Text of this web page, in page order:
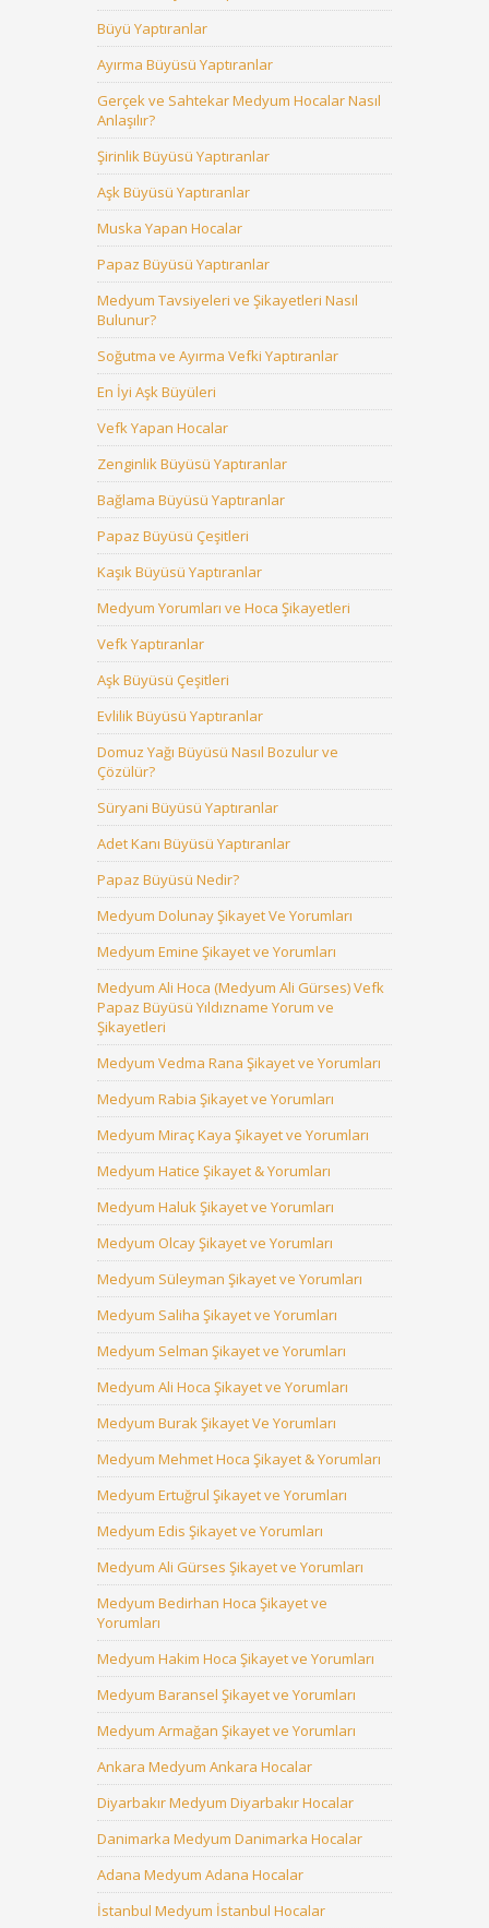
Büyü Yaptıranlar
Ayırma Büyüsü Yaptıranlar
Gerçek ve Sahtekar Medyum Hocalar Nasıl
Anlaşılır?
Şirinlik Büyüsü Yaptıranlar
Aşk Büyüsü Yaptıranlar
Muska Yapan Hocalar
Papaz Büyüsü Yaptıranlar
Medyum Tavsiyeleri ve Şikayetleri Nasıl
Bulunur?
Soğutma ve Ayırma Vefki Yaptıranlar
En İyi Aşk Büyüleri
Vefk Yapan Hocalar
Zenginlik Büyüsü Yaptıranlar
Bağlama Büyüsü Yaptıranlar
Papaz Büyüsü Çeşitleri
Kaşık Büyüsü Yaptıranlar
Medyum Yorumları ve Hoca Şikayetleri
Vefk Yaptıranlar
Aşk Büyüsü Çeşitleri
Evlilik Büyüsü Yaptıranlar
Domuz Yağı Büyüsü Nasıl Bozulur ve
Çözülür?
Süryani Büyüsü Yaptıranlar
Adet Kanı Büyüsü Yaptıranlar
Papaz Büyüsü Nedir?
Medyum Dolunay Şikayet Ve Yorumları
Medyum Emine Şikayet ve Yorumları
Medyum Ali Hoca (Medyum Ali Gürses) Vefk
Papaz Büyüsü Yıldızname Yorum ve
Şikayetleri
Medyum Vedma Rana Şikayet ve Yorumları
Medyum Rabia Şikayet ve Yorumları
Medyum Miraç Kaya Şikayet ve Yorumları
Medyum Hatice Şikayet & Yorumları
Medyum Haluk Şikayet ve Yorumları
Medyum Olcay Şikayet ve Yorumları
Medyum Süleyman Şikayet ve Yorumları
Medyum Saliha Şikayet ve Yorumları
Medyum Selman Şikayet ve Yorumları
Medyum Ali Hoca Şikayet ve Yorumları
Medyum Burak Şikayet Ve Yorumları
Medyum Mehmet Hoca Şikayet & Yorumları
Medyum Ertuğrul Şikayet ve Yorumları
Medyum Edis Şikayet ve Yorumları
Medyum Ali Gürses Şikayet ve Yorumları
Medyum Bedirhan Hoca Şikayet ve
Yorumları
Medyum Hakim Hoca Şikayet ve Yorumları
Medyum Baransel Şikayet ve Yorumları
Medyum Armağan Şikayet ve Yorumları
Ankara Medyum Ankara Hocalar
Diyarbakır Medyum Diyarbakır Hocalar
Danimarka Medyum Danimarka Hocalar
Adana Medyum Adana Hocalar
İstanbul Medyum İstanbul Hocalar